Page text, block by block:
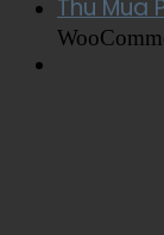
Thu Mua